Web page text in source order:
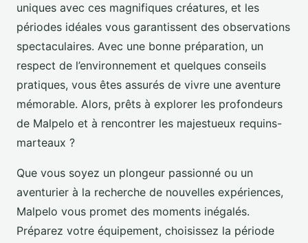
uniques avec ces magnifiques créatures, et les
périodes idéales vous garantissent des observations
spectaculaires. Avec une bonne préparation, un
respect de l’environnement et quelques conseils
pratiques, vous êtes assurés de vivre une aventure
mémorable. Alors, prêts à explorer les profondeurs
de Malpelo et à rencontrer les majestueux requins-
marteaux ?
Que vous soyez un plongeur passionné ou un
aventurier à la recherche de nouvelles expériences,
Malpelo vous promet des moments inégalés.
Préparez votre équipement, choisissez la période